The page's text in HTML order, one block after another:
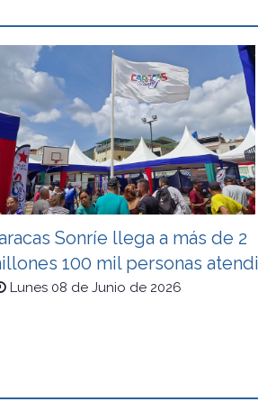
Sonríe llega a más de 2
100 mil personas
Lunes 08 de Junio de 2026